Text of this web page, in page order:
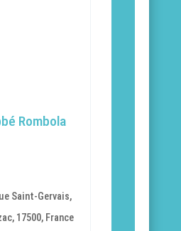
Rombola
Saint-Gervais,
17500, France